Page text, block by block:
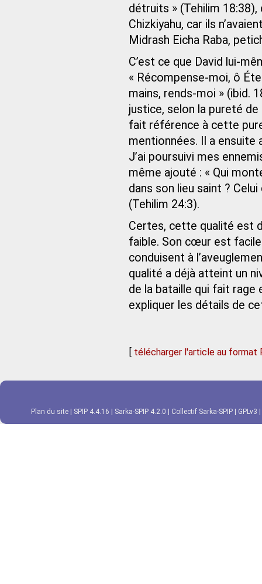
détruits » (Tehilim 18:38),
Chizkiyahu, car ils
Midrash Eicha Raba,
C’est ce que David lui-
« Récompense-moi, ô
mains, rends-moi » (ibid.
justice, selon la pureté de
fait référence à cette
mentionnées. Il a ensuite
J’ai poursuivi mes
même ajouté : « Qui
dans son lieu saint ?
(Tehilim 24:3).
Certes, cette qualité est
faible. Son cœur est
conduisent à
qualité a déjà atteint un
de la bataille qui fait
expliquer les détails de
[ télécharger l'article au format
Plan du site SPIP 4.4.16 Sarka-SPIP 4.2.0 Collectif Sarka-SPIP GPLv3